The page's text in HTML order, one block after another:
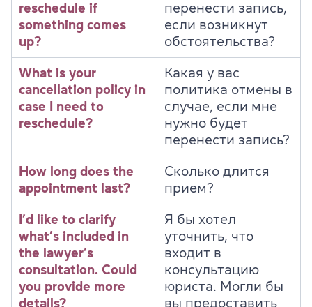
reschedule if
something comes
up?
перенести запись,
если возникнут
обстоятельства?
What is your
cancellation policy in
case I need to
reschedule?
Какая у вас
политика отмены в
случае, если мне
нужно будет
перенести запись?
How long does the
appointment last?
Сколько длится
прием?
I’d like to clarify
what’s included in
the lawyer’s
consultation. Could
you provide more
details?
Я бы хотел
уточнить, что
входит в
консультацию
юриста. Могли бы
вы предоставить